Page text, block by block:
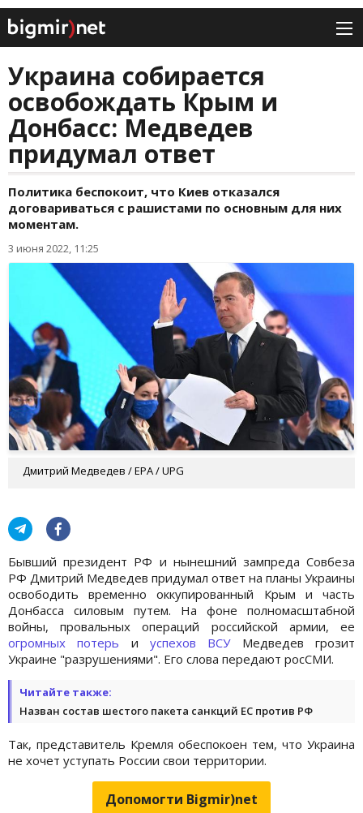
Украина собирается
освобождать Крым и
Донбасс: Медведев
придумал ответ
Политика беспокоит, что Киев отказался
договариваться с рашистами по основным для них
моментам.
3 июня 2022, 11:25
Дмитрий Медведев / EPA / UPG
Бывший президент РФ и нынешний зампреда Совбеза
РФ Дмитрий Медведев придумал ответ на планы Украины
освободить временно оккупированный Крым и часть
Донбасса силовым путем. На фоне полномасштабной
войны, провальных операций российской армии, ее
огромных потерь иуспехов ВСУМедведев грозит
Украине "разрушениями". Его слова передают росСМИ.
Читайте также:
Назван состав шестого пакета санкций ЕС против РФ
Так, представитель Кремля обеспокоен тем, что Украина
не хочет уступать России свои территории.
Допомогти Bigmir)net